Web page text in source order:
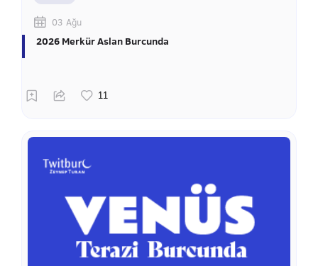
03 Ağu
2026 Merkür Aslan Burcunda